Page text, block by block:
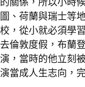
圖、荷蘭與瑞士等
校，從小就必須學
去倫敦度假，布蘭
演，當時的他立刻
演當成人生志向，